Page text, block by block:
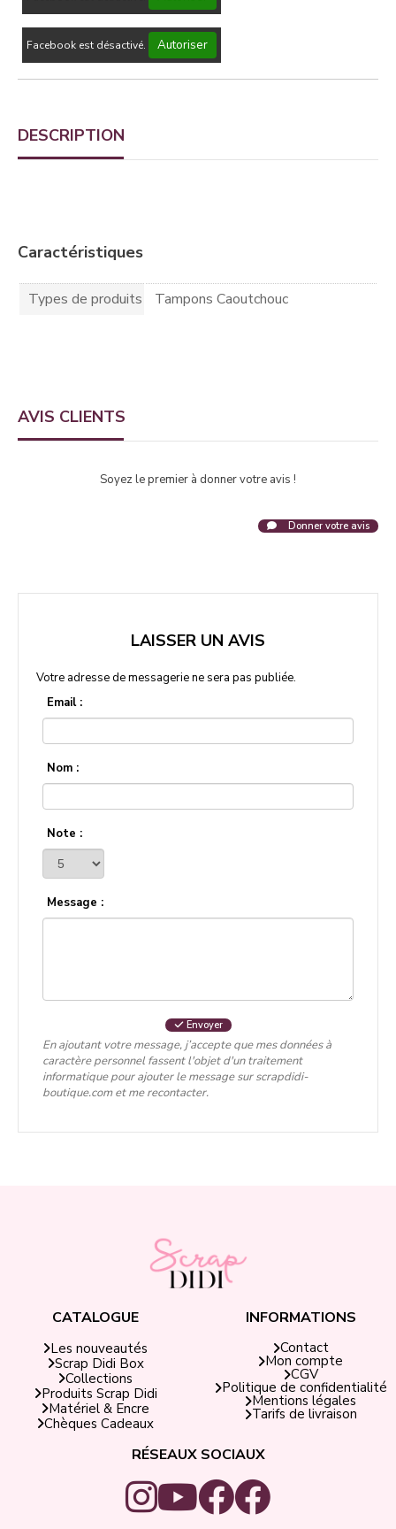
Facebook est désactivé. Autoriser
DESCRIPTION
Caractéristiques
Types de produits Tampons Caoutchouc
AVIS CLIENTS
Soyez le premier à donner votre avis !
Donner votre avis
LAISSER UN AVIS
Votre adresse de messagerie ne sera pas publiée.
Email :
Nom :
Note :
Message :
Envoyer
En ajoutant votre message, j’accepte que mes données à
caractère personnel fassent l'objet d'un traitement
informatique pour ajouter le message sur scrapdidi-
boutique.com et me recontacter.
CATALOGUE
Les nouveautés
Scrap Didi Box
Collections
Produits Scrap Didi
Matériel & Encre
Chèques Cadeaux
INFORMATIONS
Contact
Mon compte
CGV
Politique de confidentialité
Mentions légales
Tarifs de livraison
RÉSEAUX SOCIAUX